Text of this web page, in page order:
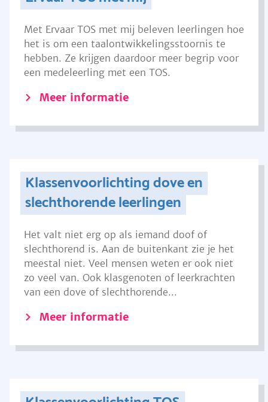
Met Ervaar TOS met mij beleven leerlingen hoe
het is om een taalontwikkelingsstoornis te
hebben. Ze krijgen daardoor meer begrip voor
een medeleerling met een TOS.
Meer informatie
Klassenvoorlichting dove en
slechthorende leerlingen
Het valt niet erg op als iemand doof of
slechthorend is. Aan de buitenkant zie je het
meestal niet. Veel mensen weten er ook niet
zo veel van. Ook klasgenoten of leerkrachten
van een dove of slechthorende...
Meer informatie